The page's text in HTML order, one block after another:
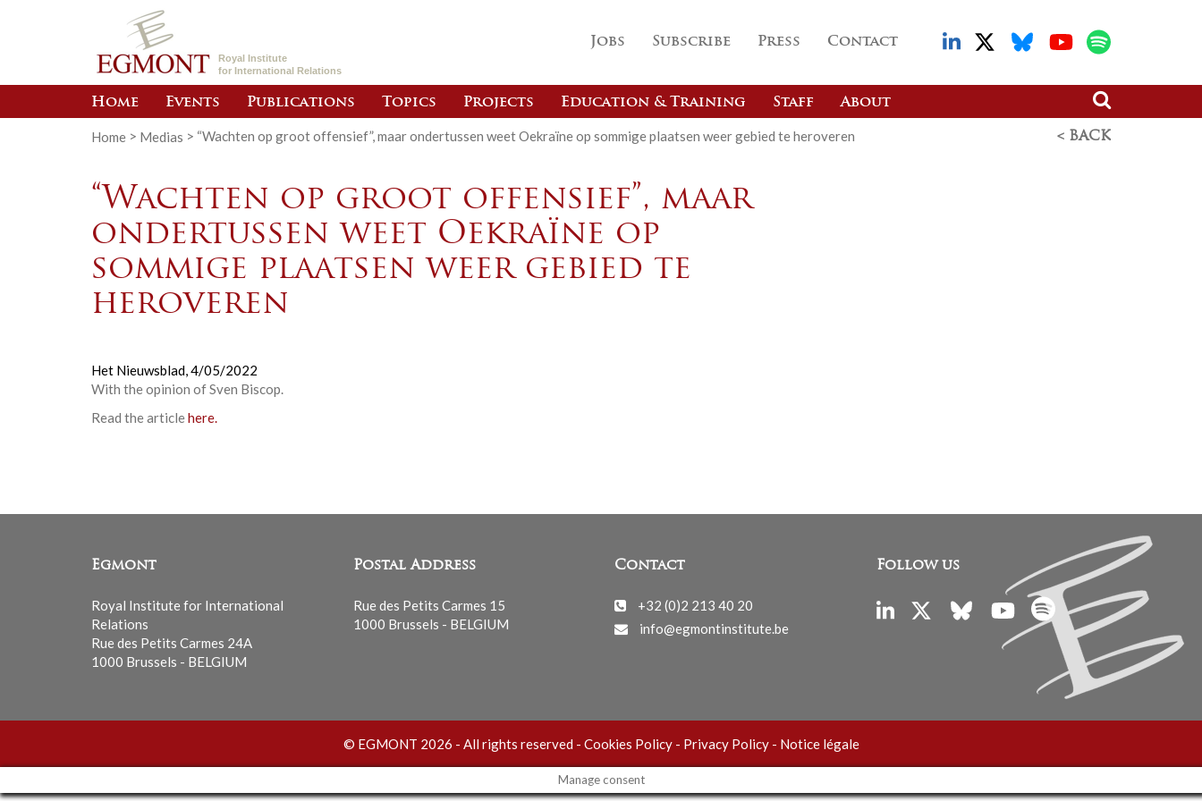
Royal Institute
for International Relations
Jobs Subscribe Press Contact
Home Events Publications Topics Projects Education & Training Staff About
Home > Medias > “Wachten op groot offensief”, maar ondertussen weet Oekraïne op sommige plaatsen weer gebied te heroveren < BACK
“Wachten op groot offensief”, maar
ondertussen weet Oekraïne op
sommige plaatsen weer gebied te
heroveren
Het Nieuwsblad,4/05/2022
With the opinion of Sven Biscop.
Read the articlehere.
Egmont
Royal Institute for International
Relations
Rue des Petits Carmes 24A
1000 Brussels - BELGIUM
Postal Address
Rue des Petits Carmes 15
1000 Brussels - BELGIUM
Contact
+32 (0)2 213 40 20
info@egmontinstitute.be
Follow us
© EGMONT 2026 - All rights reserved - Cookies Policy- Privacy Policy- Notice légale
Manage consent